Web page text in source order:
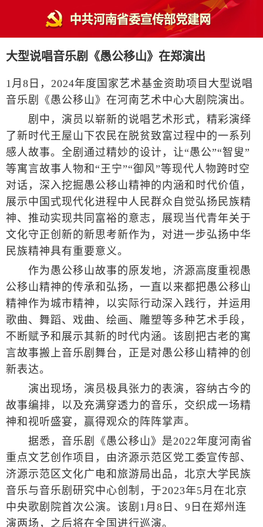
大型说唱音乐剧《愚公移山》在郑演出
1月8日，2024年度国家艺术基金资助项目大型说唱
音乐剧《愚公移山》在河南艺术中心大剧院演出。
剧中，演员以崭新的说唱艺术形式，精彩演绎
了新时代王屋山下农民在脱贫致富过程中的一系列
感人故事。全剧通过精妙的设计，让“愚公”“智叟”
等寓言故事人物和“王宁”“御风”等现代人物跨时空
对话，深入挖掘愚公移山精神的内涵和时代价值，
展示中国式现代化进程中人民群众自觉弘扬民族精
神、推动实现共同富裕的意志，展现当代青年关于
文化守正创新的新思考新作为，对进一步弘扬中华
民族精神具有重要意义。
作为愚公移山故事的原发地，济源高度重视愚
公移山精神的传承和弘扬，一直以来都把愚公移山
精神作为城市精神，以实际行动深入践行，并运用
歌曲、舞蹈、戏曲、绘画、雕塑等多种艺术手段，
不断赋予和展示其新的时代内涵。该剧把古老的寓
言故事搬上音乐剧舞台，正是对愚公移山精神的创
新表达。
演出现场，演员极具张力的表演，容纳古今的
故事编排，以及充满穿透力的音乐，交织成一场精
神和视听盛宴，赢得观众的阵阵掌声。
据悉，音乐剧《愚公移山》是2022年度河南省
重点文艺创作项目，由济源示范区党工委宣传部、
济源示范区文化广电和旅游局出品，北京大学民族
音乐与音乐剧研究中心创制，于2023年5月在北京
中央歌剧院首次公演。该剧1月8日、9日在郑州连
演两场，之后将在全国进行巡演。